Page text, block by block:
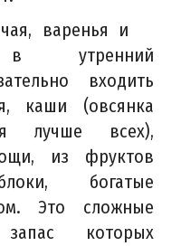
варенья и
в утренний
входить
каши (овсянка
лучше всех),
из фруктов
богатые
Это сложные
которых